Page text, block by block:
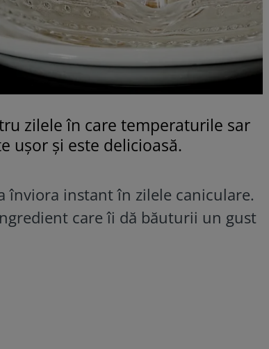
zilele în care temperaturile sar
ușor și este delicioasă.
înviora instant în zilele caniculare.
care îi dă băuturii un gust